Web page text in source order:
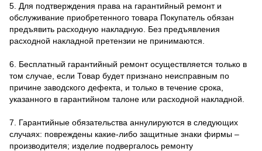
5. Для подтверждения права на гарантийный ремонт и
обслуживание приобретенного товара Покупатель обязан
предъявить расходную накладную. Без предъявления
расходной накладной претензии не принимаются.
6. Бесплатный гарантийный ремонт осуществляется только в
том случае, если Товар будет признано неисправным по
причине заводского дефекта, и только в течение срока,
указанного в гарантийном талоне или расходной накладной.
7. Гарантийные обязательства аннулируются в следующих
случаях: повреждены какие-либо защитные знаки фирмы –
производителя; изделие подвергалось ремонту